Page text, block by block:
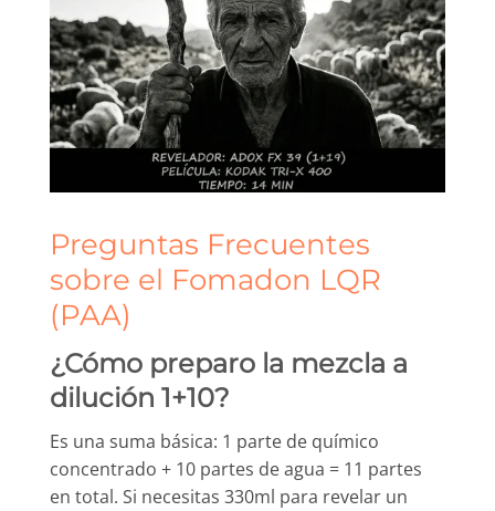
Preguntas Frecuentes
sobre el Fomadon LQR
(PAA)
¿Cómo preparo la mezcla a
dilución 1+10?
Es una suma básica: 1 parte de químico
concentrado + 10 partes de agua = 11 partes
en total. Si necesitas 330ml para revelar un